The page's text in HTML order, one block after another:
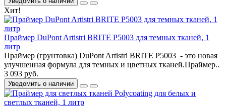
Хит!
Праймер DuPont Artistri BRITE P5003 для темных тканей, 1
литр
Праймер (грунтовка) DuPont Artistri BRITE P5003 - это новая
улучшенная формула для темных и цветных тканей.Праймер..
3 093 руб.
Уведомить о наличии